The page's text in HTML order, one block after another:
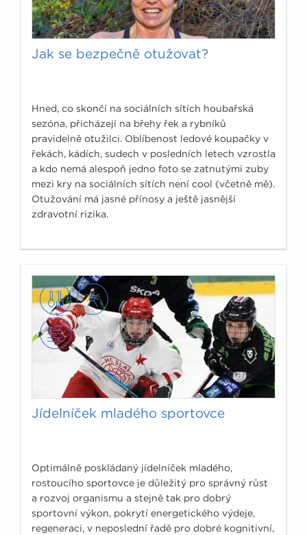
Jak se bezpečně otužovat?
Hned, co skončí na sociálních sítích houbařská
sezóna, přicházejí na břehy řek a rybníků
pravidelně otužilci. Oblíbenost ledové koupačky v
řekách, kádích, sudech v posledních letech vzrostla
a kdo nemá alespoň jedno foto se zatnutými zuby
mezi kry na sociálních sítích není cool (včetně mě).
Otužování má jasné přínosy a ještě jasnější
zdravotní rizika.
Jídelníček mladého sportovce
Optimálně poskládaný jídelníček mladého,
rostoucího sportovce je důležitý pro správný růst
a rozvoj organismu a stejně tak pro dobrý
sportovní výkon, pokrytí energetického výdeje,
regeneraci, v neposlední řadě pro dobré kognitivní,